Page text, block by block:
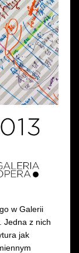
w Galerii
Jedna z nich
jak